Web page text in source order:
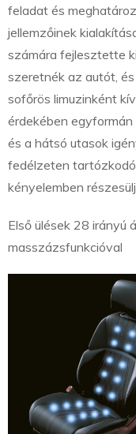
feladat és
jellemzőinek
számára fejlesztette
szeretnék az autót,
sofőrös limuzinként
érdekében
és a hátsó utasok
fedélzeten
kényelemben
Első ülések 28 irányú
masszázsfunkcióval